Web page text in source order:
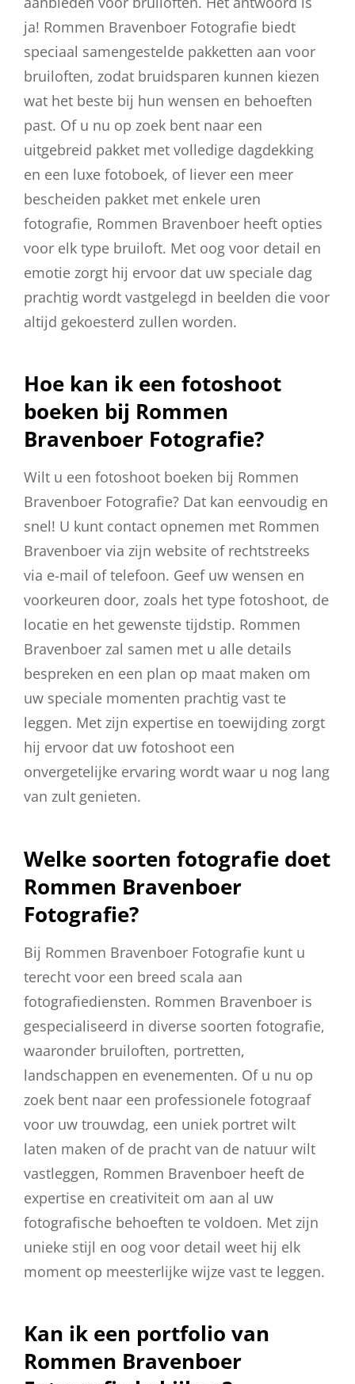
ja! Rommen Bravenboer Fotografie biedt
speciaal samengestelde pakketten aan voor
bruiloften, zodat bruidsparen kunnen kiezen
wat het beste bij hun wensen en behoeften
past. Of u nu op zoek bent naar een
uitgebreid pakket met volledige dagdekking
en een luxe fotoboek, of liever een meer
bescheiden pakket met enkele uren
fotografie, Rommen Bravenboer heeft opties
voor elk type bruiloft. Met oog voor detail en
emotie zorgt hij ervoor dat uw speciale dag
prachtig wordt vastgelegd in beelden die voor
altijd gekoesterd zullen worden.
Hoe kan ik een fotoshoot
boeken bij Rommen
Bravenboer Fotografie?
Wilt u een fotoshoot boeken bij Rommen
Bravenboer Fotografie? Dat kan eenvoudig en
snel! U kunt contact opnemen met Rommen
Bravenboer via zijn website of rechtstreeks
via e-mail of telefoon. Geef uw wensen en
voorkeuren door, zoals het type fotoshoot, de
locatie en het gewenste tijdstip. Rommen
Bravenboer zal samen met u alle details
bespreken en een plan op maat maken om
uw speciale momenten prachtig vast te
leggen. Met zijn expertise en toewijding zorgt
hij ervoor dat uw fotoshoot een
onvergetelijke ervaring wordt waar u nog lang
van zult genieten.
Welke soorten fotografie doet
Rommen Bravenboer
Fotografie?
Bij Rommen Bravenboer Fotografie kunt u
terecht voor een breed scala aan
fotografiediensten. Rommen Bravenboer is
gespecialiseerd in diverse soorten fotografie,
waaronder bruiloften, portretten,
landschappen en evenementen. Of u nu op
zoek bent naar een professionele fotograaf
voor uw trouwdag, een uniek portret wilt
laten maken of de pracht van de natuur wilt
vastleggen, Rommen Bravenboer heeft de
expertise en creativiteit om aan al uw
fotografische behoeften te voldoen. Met zijn
unieke stijl en oog voor detail weet hij elk
moment op meesterlijke wijze vast te leggen.
Kan ik een portfolio van
Rommen Bravenboer